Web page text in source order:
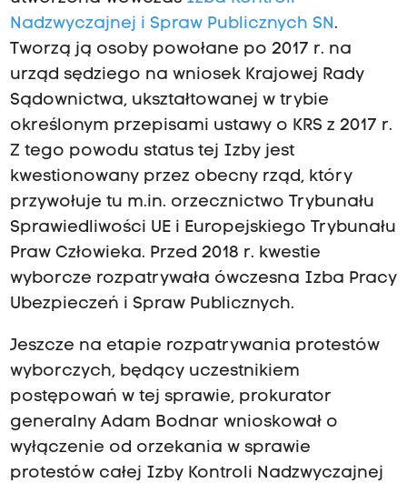
Nadzwyczajnej i Spraw Publicznych SN.
Tworzą ją osoby powołane po 2017 r. na
urząd sędziego na wniosek Krajowej Rady
Sądownictwa, ukształtowanej w trybie
określonym przepisami ustawy o KRS z 2017 r.
Z tego powodu status tej Izby jest
kwestionowany przez obecny rząd, który
przywołuje tu m.in. orzecznictwo Trybunału
Sprawiedliwości UE i Europejskiego Trybunału
Praw Człowieka. Przed 2018 r. kwestie
wyborcze rozpatrywała ówczesna Izba Pracy
Ubezpieczeń i Spraw Publicznych.
Jeszcze na etapie rozpatrywania protestów
wyborczych, będący uczestnikiem
postępowań w tej sprawie, prokurator
generalny Adam Bodnar wnioskował o
wyłączenie od orzekania w sprawie
protestów całej Izby Kontroli Nadzwyczajnej